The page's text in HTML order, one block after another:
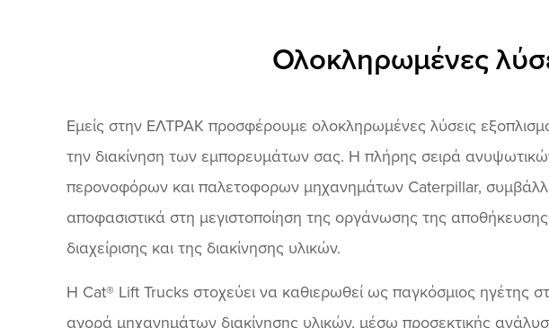
Ολοκληρωμένες
Εμείς στην ΕΛΤΡΑΚ προσφέρουμε ολοκληρωμένες λύσεις
την διακίνηση των εμπορευμάτων σας. Η πλήρης σειρά
περονοφόρων και παλετοφορων μηχανημάτων Caterpillar,
αποφασιστικά στη μεγιστοποίηση της οργάνωσης της
διαχείρισης και της διακίνησης υλικών.
Η Cat® Lift Trucks στοχεύει να καθιερωθεί ως παγκόσμιος ηγέτης
αγορά μηχανημάτων διακίνησης υλικών, μέσω προσεκτικής